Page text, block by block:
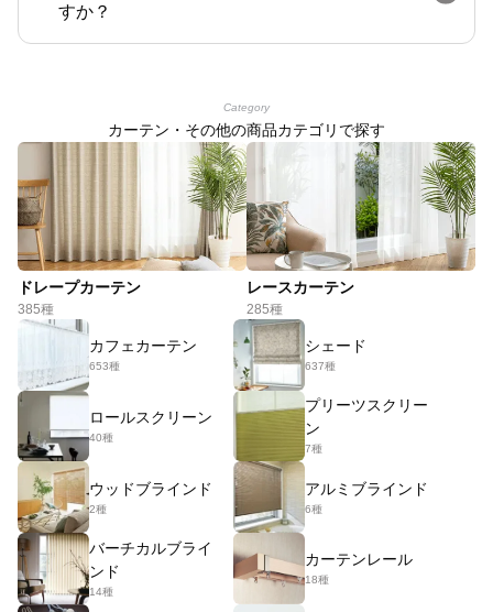
すか？
Category
カーテン・その他の商品カテゴリで探す
ドレープカーテン
385種
レースカーテン
285種
カフェカーテン
653種
シェード
637種
ロールスクリーン
40種
プリーツスクリー
ン
7種
ウッドブラインド
2種
アルミブラインド
6種
バーチカルブライ
ンド
14種
カーテンレール
18種